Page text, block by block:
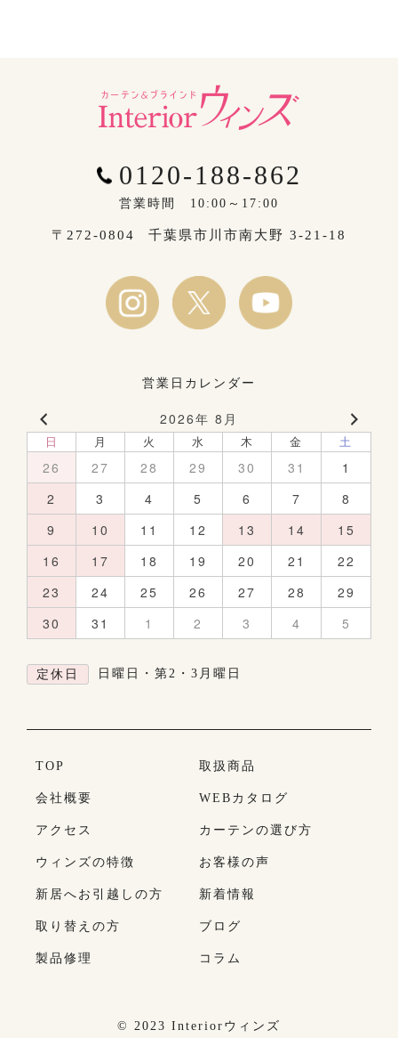
0120-188-862
営業時間 10:00～17:00
〒272-0804 千葉県市川市南大野 3-21-18
営業日カレンダー
2026年 8月
日 月 火 水 木 金 土
26 27 28 29 30 31
1
2
3 4 5 6 7
8
9
10 11 12 13 14
15
16
17 18 19 20 21
22
23
24 25 26 27 28
29
30
31 1 2 3 4 5
定休日 日曜日・第2・3月曜日
TOP
会社概要
アクセス
ウィンズの特徴
新居へお引越しの方
取り替えの方
製品修理
取扱商品
WEBカタログ
カーテンの選び方
お客様の声
新着情報
ブログ
コラム
© 2023 Interiorウィンズ